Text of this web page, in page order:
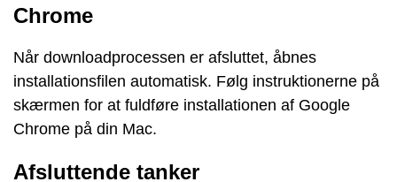
Chrome
Når downloadprocessen er afsluttet, åbnes
installationsfilen automatisk. Følg instruktionerne på
skærmen for at fuldføre installationen af Google
Chrome på din Mac.
Afsluttende tanker